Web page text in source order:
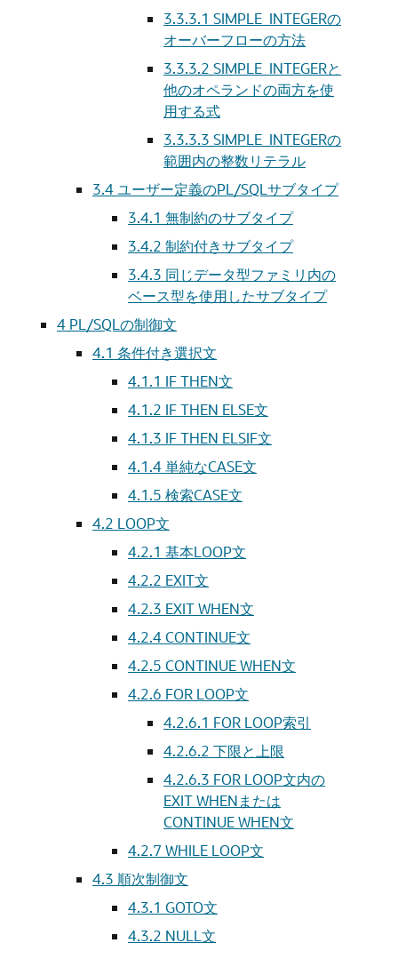
3.3.3.1 SIMPLE_INTEGERの
オーバーフローの方法
3.3.3.2 SIMPLE_INTEGERと
他のオペランドの両方を使
用する式
3.3.3.3 SIMPLE_INTEGERの
範囲内の整数リテラル
3.4ユーザー定義のPL/SQLサブタイプ
3.4.1 無制約のサブタイプ
3.4.2 制約付きサブタイプ
3.4.3 同じデータ型ファミリ内の
ベース型を使用したサブタイプ
4 PL/SQLの制御文
4.1 条件付き選択文
4.1.1 IF THEN文
4.1.2 IF THEN ELSE文
4.1.3 IF THEN ELSIF文
4.1.4単純なCASE文
4.1.5 検索CASE文
4.2 LOOP文
4.2.1 基本LOOP文
4.2.2 EXIT文
4.2.3 EXIT WHEN文
4.2.4CONTINUE文
4.2.5 CONTINUE WHEN文
4.2.6 FOR LOOP文
4.2.6.1 FOR LOOP索引
4.2.6.2 下限と上限
4.2.6.3 FOR LOOP文内の
EXIT WHENまたは
CONTINUE WHEN文
4.2.7 WHILE LOOP文
4.3 順次制御文
4.3.1 GOTO文
4.3.2 NULL文